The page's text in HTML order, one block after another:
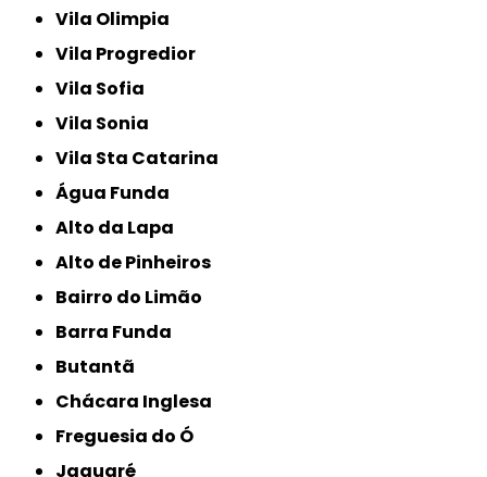
Vila Olimpia
Vila Progredior
Vila Sofia
Vila Sonia
Vila Sta Catarina
Água Funda
Alto da Lapa
Alto de Pinheiros
Bairro do Limão
Barra Funda
Butantã
Chácara Inglesa
Freguesia do Ó
Jaguaré